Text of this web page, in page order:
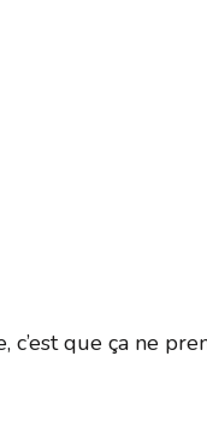
c’est que ça ne